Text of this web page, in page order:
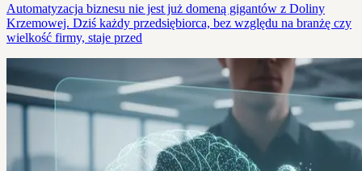
Automatyzacja biznesu nie jest już domeną gigantów z Doliny
Krzemowej. Dziś każdy przedsiębiorca, bez względu na branżę czy
wielkość firmy, staje przed